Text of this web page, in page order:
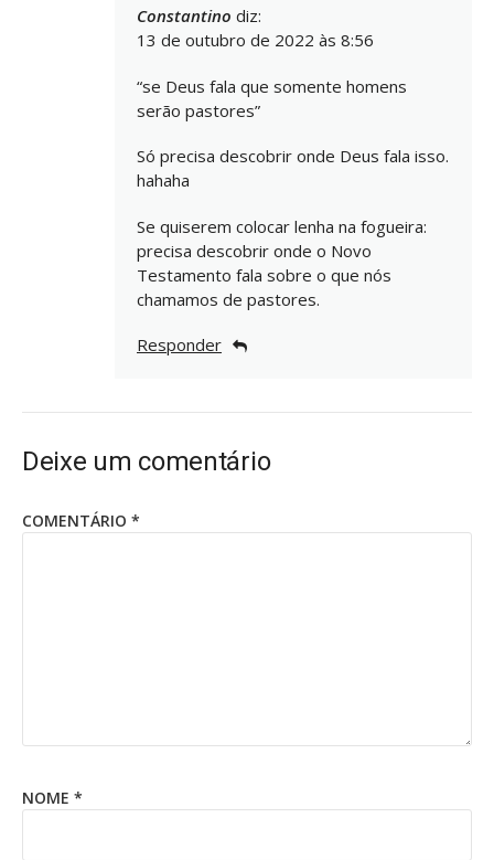
Constantino diz:
13 de outubro de 2022 às 8:56
“se Deus fala que somente homens
serão pastores”
Só precisa descobrir onde Deus fala isso.
hahaha
Se quiserem colocar lenha na fogueira:
precisa descobrir onde o Novo
Testamento fala sobre o que nós
chamamos de pastores.
Responder
Deixe um comentário
COMENTÁRIO *
NOME *